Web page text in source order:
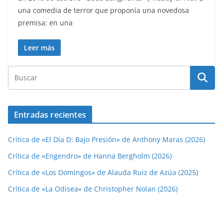
una comedia de terror que proponía una novedosa
premisa: en una
Leer más
Entradas recientes
Crítica de «El Día D: Bajo Presión» de Anthony Maras (2026)
Crítica de «Engendro» de Hanna Bergholm (2026)
Crítica de «Los Domingos» de Alauda Ruiz de Azúa (2025)
Crítica de «La Odisea» de Christopher Nolan (2026)